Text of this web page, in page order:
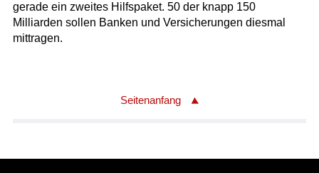
gerade ein zweites Hilfspaket. 50 der knapp 150
Milliarden sollen Banken und Versicherungen diesmal
mittragen.
Seitenanfang